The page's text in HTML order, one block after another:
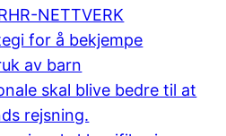
NETTVERK
for å bekjempe
av barn
skal blive bedre til at
rejsning.